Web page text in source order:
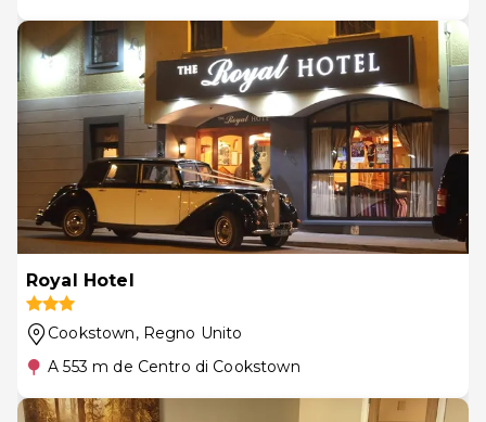
Royal Hotel
Cookstown, Regno Unito
A 553 m de Centro di Cookstown